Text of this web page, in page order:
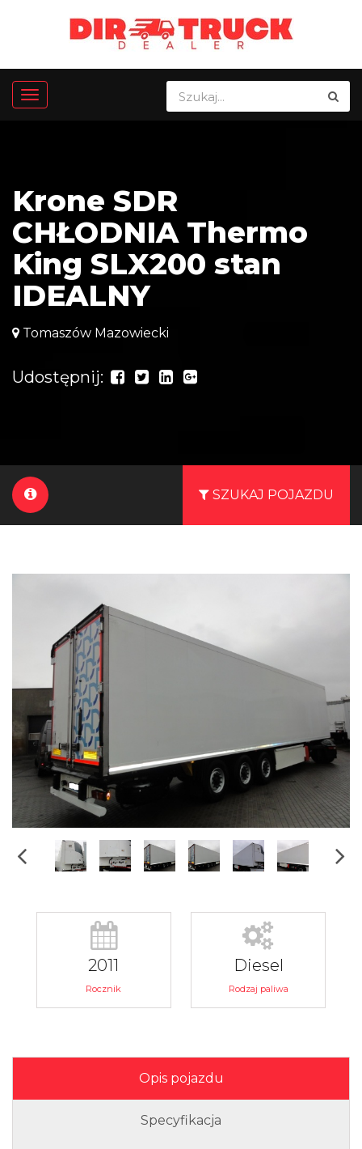
Krone SDR
CHŁODNIA Thermo
King SLX200 stan
IDEALNY
Tomaszów Mazowiecki
Udostępnij:
SZUKAJ POJAZDU
2011
Rocznik
Diesel
Rodzaj paliwa
Opis pojazdu
Specyfikacja